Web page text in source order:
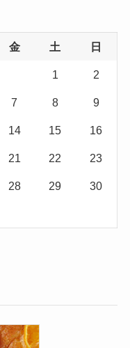
金 土 日
1 2
7 8 9
14 15 16
21 22 23
28 29 30